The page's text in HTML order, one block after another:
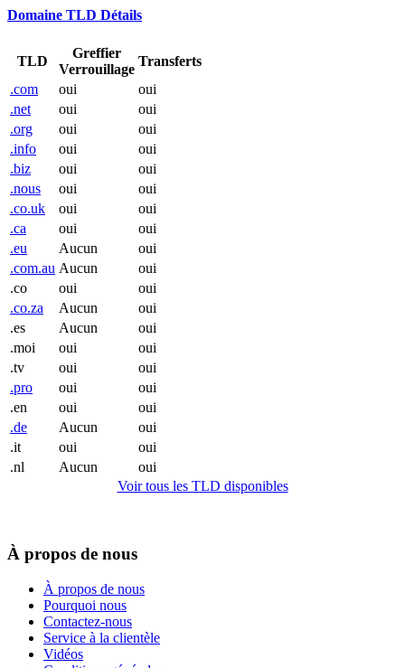
Domaine TLD Détails
TLD
Greffier
Verrouillage
Transferts
.com
oui
oui
.net
oui
oui
.org
oui
oui
.info
oui
oui
.biz
oui
oui
.nous
oui
oui
.co.uk
oui
oui
.ca
oui
oui
.eu
Aucun
oui
.com.au Aucun
oui
.co
oui
oui
.co.za
Aucun
oui
.es
Aucun
oui
.moi
oui
oui
.tv
oui
oui
.pro
oui
oui
.en
oui
oui
.de
Aucun
oui
.it
oui
oui
.nl
Aucun
oui
Voir tous les TLD disponibles
À propos de nous
À propos de nous
Pourquoi nous
Contactez-nous
Service à la clientèle
Vidéos